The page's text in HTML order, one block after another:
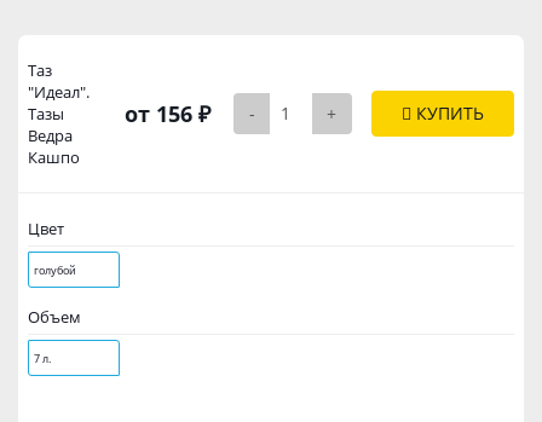
Таз
"Идеал".
Тазы
Ведра
Кашпо
от 156 ₽ - + КУПИТЬ
Цвет
голубой
Объем
7 л.